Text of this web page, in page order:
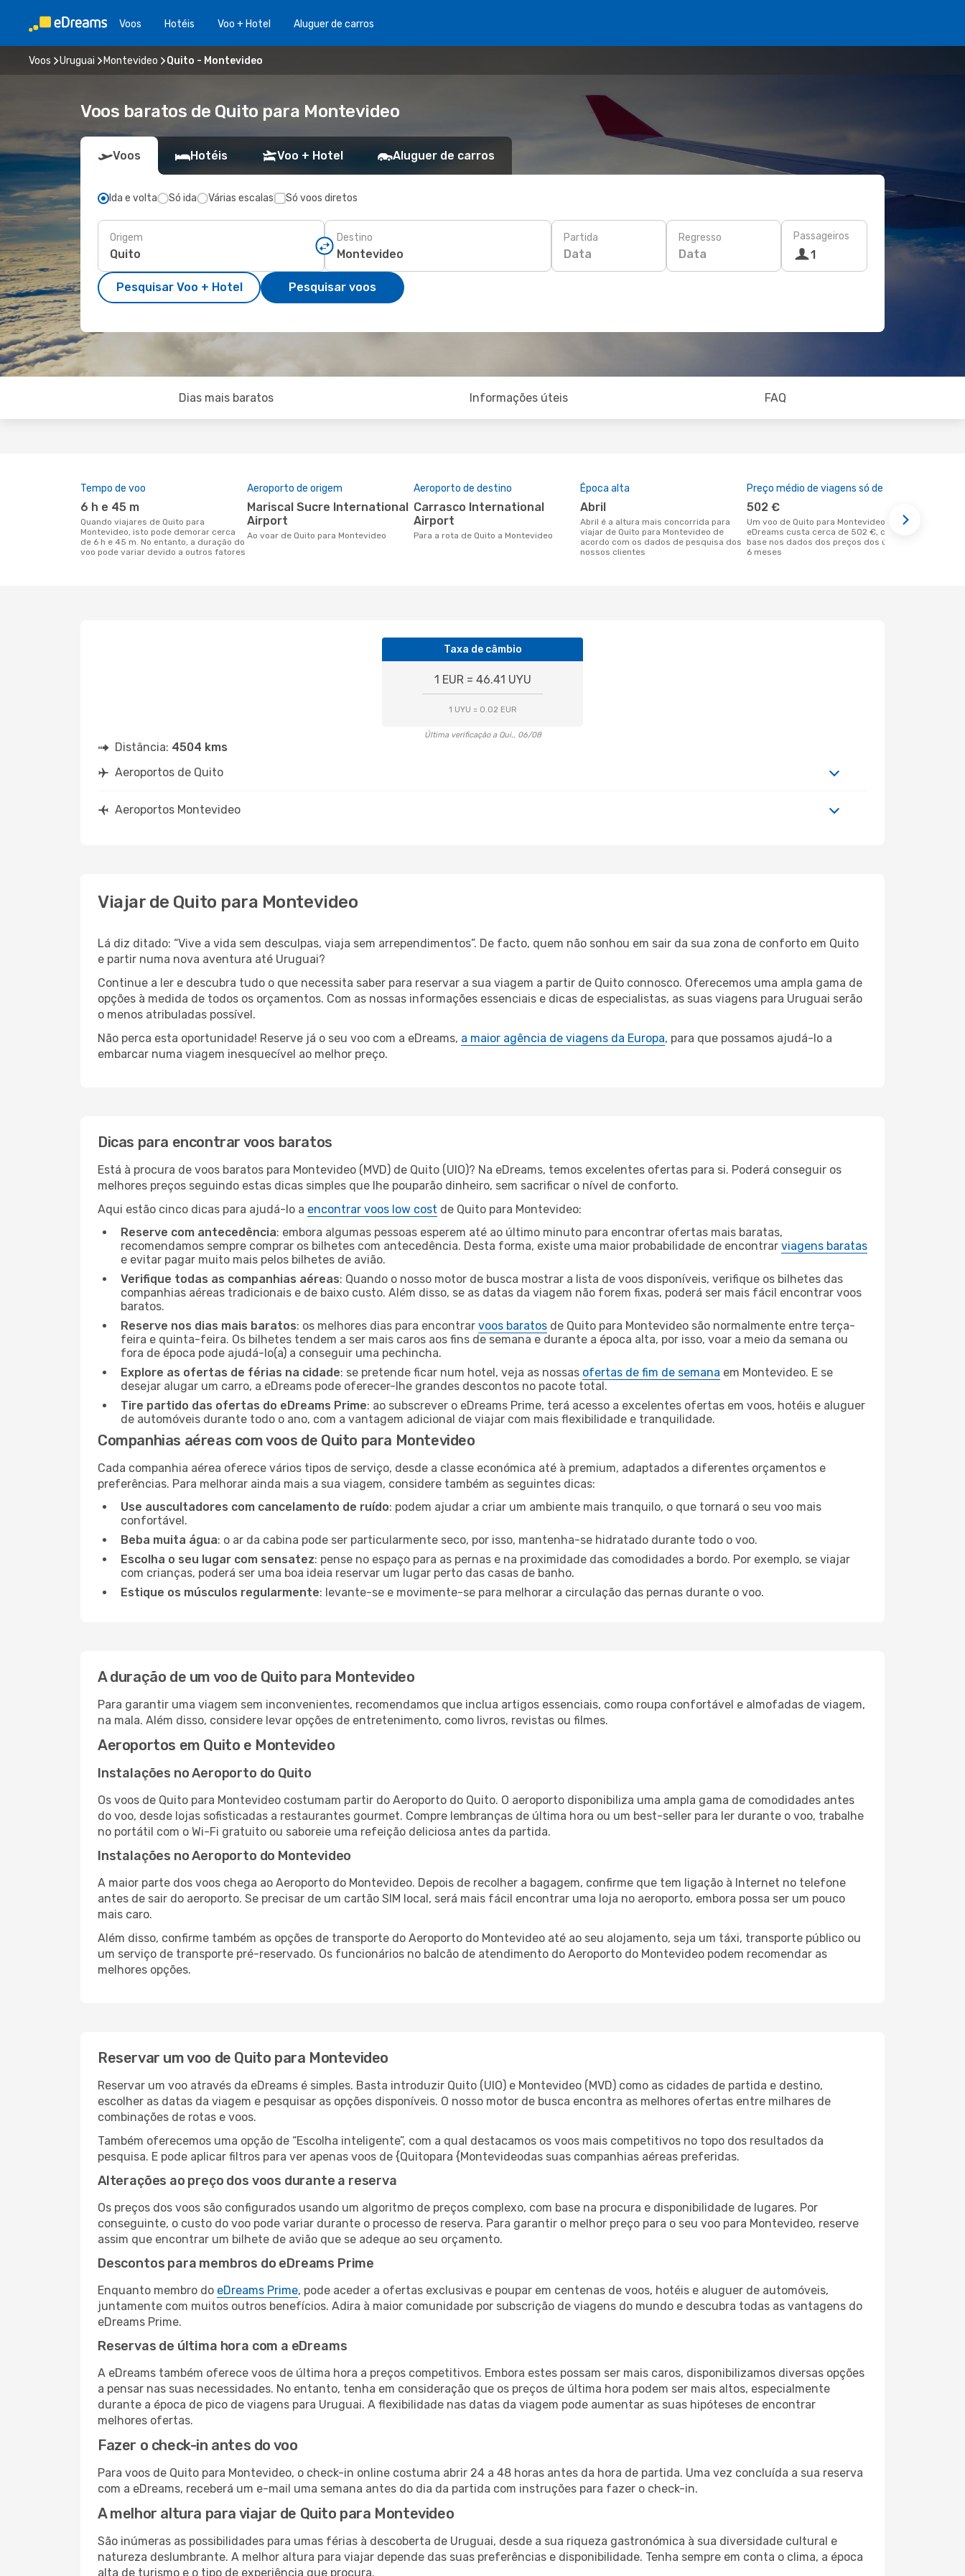
Voos Hotéis Voo + Hotel Aluguer de carros
Voos Uruguai Montevideo Quito - Montevideo
Voos baratos de Quito para Montevideo
Voos Hotéis Voo + Hotel Aluguer de carros
Ida e volta Só ida Várias escalas Só voos diretos
Origem Destino Partida
Data
Regresso
Data
Passageiros
1
Pesquisar Voo + Hotel Pesquisar voos
Dias mais baratos Informações úteis FAQ
Tempo de voo
6 h e 45 m
Quando viajares de Quito para
Montevideo, isto pode demorar cerca
de 6 h e 45 m. No entanto, a duração do
voo pode variar devido a outros fatores
Aeroporto de origem
Mariscal Sucre International
Airport
Ao voar de Quito para Montevideo
Aeroporto de destino
Carrasco International
Airport
Para a rota de Quito a Montevideo
Época alta
abril
abril é a altura mais concorrida para
viajar de Quito para Montevideo de
acordo com os dados de pesquisa dos
nossos clientes
Preço médio de viagens só de ida
502 €
Um voo de Quito para Montevideo na
eDreams custa cerca de 502 €, com
base nos dados dos preços dos últimos
6 meses
Taxa de câmbio
1 EUR = 46.41 UYU
1 UYU = 0.02 EUR
Última verificação a Qui., 06/08
Distância: 4504 kms
Aeroportos de Quito
Aeroportos Montevideo
Viajar de Quito para Montevideo
Lá diz ditado: “Vive a vida sem desculpas, viaja sem arrependimentos”. De facto, quem não sonhou em sair da sua zona de conforto em Quito
e partir numa nova aventura até Uruguai?
Continue a ler e descubra tudo o que necessita saber para reservar a sua viagem a partir de Quito connosco. Oferecemos uma ampla gama de
opções à medida de todos os orçamentos. Com as nossas informações essenciais e dicas de especialistas, as suas viagens para Uruguai serão
o menos atribuladas possível.
Não perca esta oportunidade! Reserve já o seu voo com a eDreams, a maior agência de viagens da Europa, para que possamos ajudá-lo a
embarcar numa viagem inesquecível ao melhor preço.
Dicas para encontrar voos baratos
Está à procura de voos baratos para Montevideo (MVD) de Quito (UIO)? Na eDreams, temos excelentes ofertas para si. Poderá conseguir os
melhores preços seguindo estas dicas simples que lhe pouparão dinheiro, sem sacrificar o nível de conforto.
Aqui estão cinco dicas para ajudá-lo a encontrar voos low cost de Quito para Montevideo:
Reserve com antecedência: embora algumas pessoas esperem até ao último minuto para encontrar ofertas mais baratas,
recomendamos sempre comprar os bilhetes com antecedência. Desta forma, existe uma maior probabilidade de encontrar viagens baratas
e evitar pagar muito mais pelos bilhetes de avião.
Verifique todas as companhias aéreas: Quando o nosso motor de busca mostrar a lista de voos disponíveis, verifique os bilhetes das
companhias aéreas tradicionais e de baixo custo. Além disso, se as datas da viagem não forem fixas, poderá ser mais fácil encontrar voos
baratos.
Reserve nos dias mais baratos: os melhores dias para encontrar voos baratos de Quito para Montevideo são normalmente entre terça-
feira e quinta-feira. Os bilhetes tendem a ser mais caros aos fins de semana e durante a época alta, por isso, voar a meio da semana ou
fora de época pode ajudá-lo(a) a conseguir uma pechincha.
Explore as ofertas de férias na cidade: se pretende ficar num hotel, veja as nossas ofertas de fim de semana em Montevideo. E se
desejar alugar um carro, a eDreams pode oferecer-lhe grandes descontos no pacote total.
Tire partido das ofertas do eDreams Prime: ao subscrever o eDreams Prime, terá acesso a excelentes ofertas em voos, hotéis e aluguer
de automóveis durante todo o ano, com a vantagem adicional de viajar com mais flexibilidade e tranquilidade.
Companhias aéreas com voos de Quito para Montevideo
Cada companhia aérea oferece vários tipos de serviço, desde a classe económica até à premium, adaptados a diferentes orçamentos e
preferências. Para melhorar ainda mais a sua viagem, considere também as seguintes dicas:
Use auscultadores com cancelamento de ruído: podem ajudar a criar um ambiente mais tranquilo, o que tornará o seu voo mais
confortável.
Beba muita água: o ar da cabina pode ser particularmente seco, por isso, mantenha-se hidratado durante todo o voo.
Escolha o seu lugar com sensatez: pense no espaço para as pernas e na proximidade das comodidades a bordo. Por exemplo, se viajar
com crianças, poderá ser uma boa ideia reservar um lugar perto das casas de banho.
Estique os músculos regularmente: levante-se e movimente-se para melhorar a circulação das pernas durante o voo.
A duração de um voo de Quito para Montevideo
Para garantir uma viagem sem inconvenientes, recomendamos que inclua artigos essenciais, como roupa confortável e almofadas de viagem,
na mala. Além disso, considere levar opções de entretenimento, como livros, revistas ou filmes.
Aeroportos em Quito e Montevideo
Instalações no Aeroporto do Quito
Os voos de Quito para Montevideo costumam partir do Aeroporto do Quito. O aeroporto disponibiliza uma ampla gama de comodidades antes
do voo, desde lojas sofisticadas a restaurantes gourmet. Compre lembranças de última hora ou um best-seller para ler durante o voo, trabalhe
no portátil com o Wi-Fi gratuito ou saboreie uma refeição deliciosa antes da partida.
Instalações no Aeroporto do Montevideo
A maior parte dos voos chega ao Aeroporto do Montevideo. Depois de recolher a bagagem, confirme que tem ligação à Internet no telefone
antes de sair do aeroporto. Se precisar de um cartão SIM local, será mais fácil encontrar uma loja no aeroporto, embora possa ser um pouco
mais caro.
Além disso, confirme também as opções de transporte do Aeroporto do Montevideo até ao seu alojamento, seja um táxi, transporte público ou
um serviço de transporte pré-reservado. Os funcionários no balcão de atendimento do Aeroporto do Montevideo podem recomendar as
melhores opções.
Reservar um voo de Quito para Montevideo
Reservar um voo através da eDreams é simples. Basta introduzir Quito (UIO) e Montevideo (MVD) como as cidades de partida e destino,
escolher as datas da viagem e pesquisar as opções disponíveis. O nosso motor de busca encontra as melhores ofertas entre milhares de
combinações de rotas e voos.
Também oferecemos uma opção de “Escolha inteligente”, com a qual destacamos os voos mais competitivos no topo dos resultados da
pesquisa. E pode aplicar filtros para ver apenas voos de {Quitopara {Montevideodas suas companhias aéreas preferidas.
Alterações ao preço dos voos durante a reserva
Os preços dos voos são configurados usando um algoritmo de preços complexo, com base na procura e disponibilidade de lugares. Por
conseguinte, o custo do voo pode variar durante o processo de reserva. Para garantir o melhor preço para o seu voo para Montevideo, reserve
assim que encontrar um bilhete de avião que se adeque ao seu orçamento.
Descontos para membros do eDreams Prime
Enquanto membro do eDreams Prime, pode aceder a ofertas exclusivas e poupar em centenas de voos, hotéis e aluguer de automóveis,
juntamente com muitos outros benefícios. Adira à maior comunidade por subscrição de viagens do mundo e descubra todas as vantagens do
eDreams Prime.
Reservas de última hora com a eDreams
A eDreams também oferece voos de última hora a preços competitivos. Embora estes possam ser mais caros, disponibilizamos diversas opções
a pensar nas suas necessidades. No entanto, tenha em consideração que os preços de última hora podem ser mais altos, especialmente
durante a época de pico de viagens para Uruguai. A flexibilidade nas datas da viagem pode aumentar as suas hipóteses de encontrar
melhores ofertas.
Fazer o check-in antes do voo
Para voos de Quito para Montevideo, o check-in online costuma abrir 24 a 48 horas antes da hora de partida. Uma vez concluída a sua reserva
com a eDreams, receberá um e-mail uma semana antes do dia da partida com instruções para fazer o check-in.
A melhor altura para viajar de Quito para Montevideo
São inúmeras as possibilidades para umas férias à descoberta de Uruguai, desde a sua riqueza gastronómica à sua diversidade cultural e
natureza deslumbrante. A melhor altura para viajar depende das suas preferências e disponibilidade. Tenha sempre em conta o clima, a época
alta de turismo e o tipo de experiência que procura.